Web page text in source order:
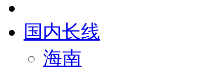
国内长线
海南